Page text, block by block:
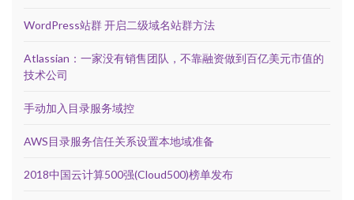
WordPress站群 开启二级域名站群方法
Atlassian：一家没有销售团队，不靠融资做到百亿美元市值的
技术公司
手动加入目录服务域控
AWS目录服务信任关系设置本地域准备
2018中国云计算500强(Cloud500)榜单发布